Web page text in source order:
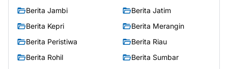
Berita Jambi
Berita Jatim
Berita Kepri
Berita Merangin
Berita Peristiwa
Berita Riau
Berita Rohil
Berita Sumbar